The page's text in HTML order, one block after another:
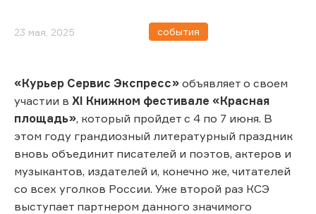
23 мая, 2025 события
«Курьер Сервис Экспресс» объявляет о своем
участии в XI Книжном фестивале «Красная
площадь», который пройдет с 4 по 7 июня. В
этом году грандиозный литературный праздник
вновь объединит писателей и поэтов, актеров и
музыкантов, издателей и, конечно же, читателей
со всех уголков России. Уже второй раз КСЭ
выступает партнером данного значимого